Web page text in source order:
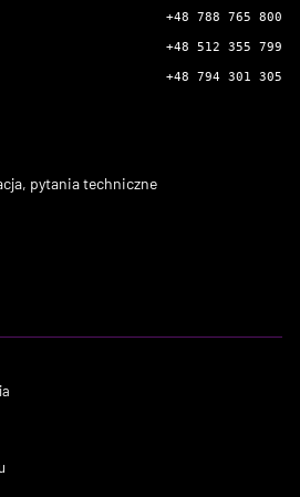
+48 788 765 800
+48 512 355 799
+48 794 301 305
pytania techniczne